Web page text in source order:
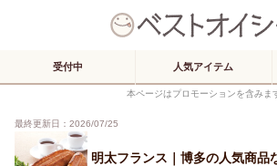
受付中 人気アイテム
本ページはプロモーションを含みま
最終更新日：2026/07/25
明太フランス｜博多の人気商品